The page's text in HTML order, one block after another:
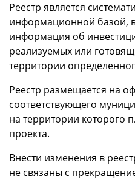
Реестр является
информационной базой,
информация об
реализуемых или
территории
Реестр размещается на
соответствующего
на территории которого
проекта.
Внести изменения в
не связаны с